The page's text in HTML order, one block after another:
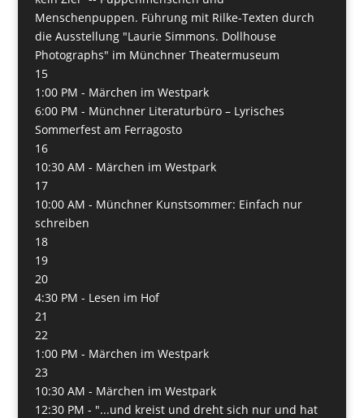
Menschenpuppen. Führung mit Rilke-Texten durch
die Ausstellung "Laurie Simmons. Dollhouse
Photographs" im Münchner Theatermuseum
15
1:00 PM - Märchen im Westpark
6:00 PM - Münchner Literaturbüro – Lyrisches
Sommerfest am Ferragosto
16
10:30 AM - Märchen im Westpark
17
10:00 AM - Münchner Kunstsommer: Einfach nur
schreiben
18
19
20
4:30 PM - Lesen im Hof
21
22
1:00 PM - Märchen im Westpark
23
10:30 AM - Märchen im Westpark
12:30 PM - "...und kreist und dreht sich nur und hat